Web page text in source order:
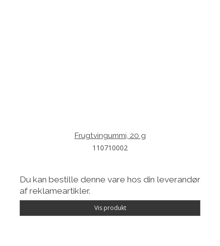
Frugtvingummi, 20 g
110710002
Du kan bestille denne vare hos din leverandør
af reklameartikler.
Vis produkt